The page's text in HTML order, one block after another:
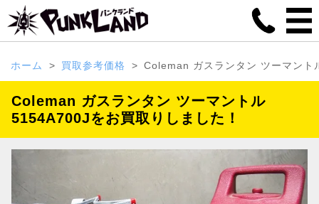
ホーム 買取参考価格 Coleman ガスランタン ツーマン
Coleman ガスランタン ツーマントル
5154A700Jをお買取りしました！